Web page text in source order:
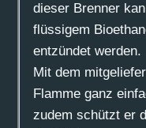
dieser Brenner
flüssigem
entzündet werden.
Mit dem
Flamme ganz
zudem schützt er